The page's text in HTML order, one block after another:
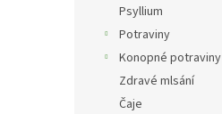
Psyllium
Potraviny
Konopné potraviny
Zdravé mlsání
Čaje